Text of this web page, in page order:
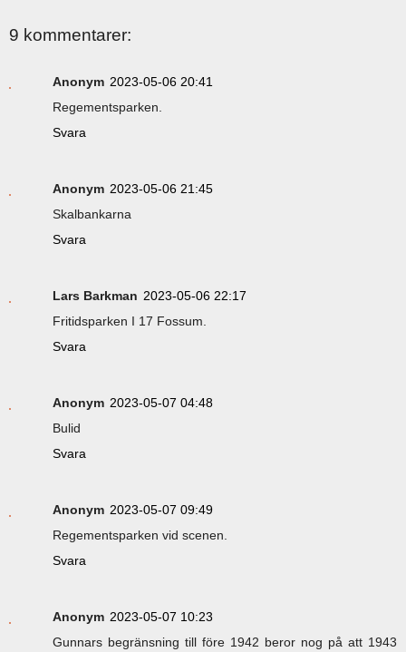
9 kommentarer:
Anonym 2023-05-06 20:41
Regementsparken.
Svara
Anonym 2023-05-06 21:45
Skalbankarna
Svara
Lars Barkman 2023-05-06 22:17
Fritidsparken I 17 Fossum.
Svara
Anonym 2023-05-07 04:48
Bulid
Svara
Anonym 2023-05-07 09:49
Regementsparken vid scenen.
Svara
Anonym 2023-05-07 10:23
Gunnars begränsning till före 1942 beror nog på att 1943